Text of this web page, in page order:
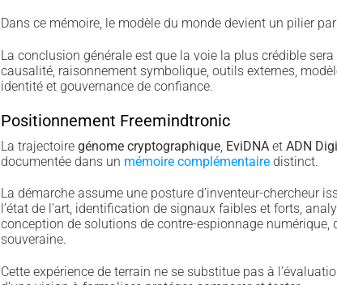
Dans ce mémoire, le modèle du monde devient un pilier
La conclusion générale est que la voie la plus crédible
causalité, raisonnement symbolique, outils externes,
identité et gouvernance de confiance.
Positionnement Freemindtronic
La trajectoire génome cryptographique, EviDNAet ADN
documentée dans un mémoire complémentairedistinct.
La démarche assume une posture d’inventeur-chercheur
l’état de l’art, identification de signaux faibles et forts,
conception de solutions de contre-espionnage
souveraine.
Cette expérience de terrain ne se substitue pas à